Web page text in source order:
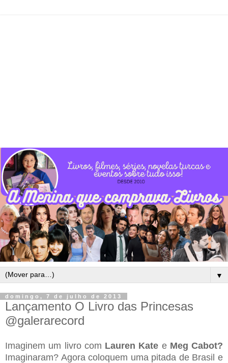
▼
domingo, 7 de julho de 2013
Lançamento O Livro das Princesas
@galerarecord
Imaginem um livro com Lauren Kate e Meg Cabot?
Imaginaram? Agora coloquem uma pitada de Brasil e